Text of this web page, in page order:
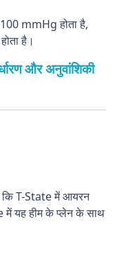
mmHg होता है,
है।
और अनुवांशिकी
कि T-State में आयरन
में यह हीम के प्लेन के साथ